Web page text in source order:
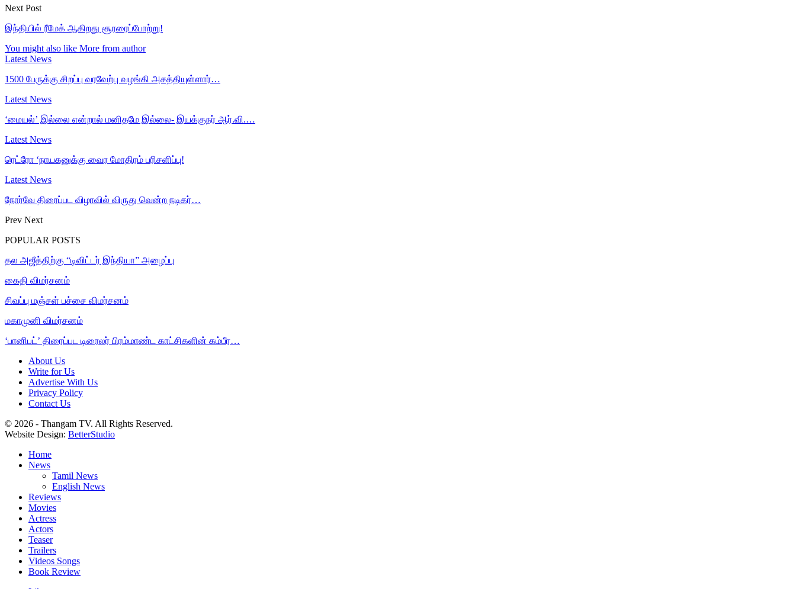
Next Post
இந்தியில் ரீமேக் ஆகிறது சூரரைப்போற்று!
You might also like More from author
Latest News
1500 பேருக்கு சிறப்பு வரவேற்பு வழங்கி அசத்தியுள்ளார்…
Latest News
‘மையல்’ இல்லை என்றால் மனிதமே இல்லை- இயக்குநர் ஆர்.வி.…
Latest News
ரெட்ரோ ‘நாயகனுக்கு வைர மோதிரம் பரிசளிப்பு!
Latest News
நோர்வே திரைப்பட விழாவில் விருது வென்ற நடிகர்…
Prev Next
POPULAR POSTS
தல அஜீத்திற்கு “டிவிட்டர் இந்தியா” அழைப்பு
கைதி விமர்சனம்
சிவப்பு மஞ்சள் பச்சை விமர்சனம்
மகாமுனி விமர்சனம்
‘பானிபட்’ திரைப்பட டிரைலர் பிரம்மாண்ட காட்சிகளின் கம்பீர…
About Us
Write for Us
Advertise With Us
Privacy Policy
Contact Us
© 2026 - Thangam TV. All Rights Reserved.
Website Design: BetterStudio
Home
News
Tamil News
English News
Reviews
Movies
Actress
Actors
Teaser
Trailers
Videos Songs
Book Review